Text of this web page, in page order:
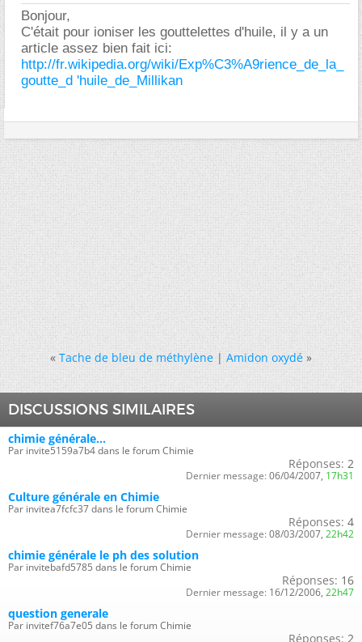
Bonjour,
C'était pour ioniser les gouttelettes d'huile, il y a un
article assez bien fait ici:
http://fr.wikipedia.org/wiki/Exp%C3%A9rience_de_la_
goutte_d 'huile_de_Millikan
« Tache de bleu de méthylène|Amidon oxydé »
DISCUSSIONS SIMILAIRES
chimie générale...
Par invite5159a7b4 dans le forum Chimie
Réponses: 2
Dernier message: 06/04/2007, 17h31
Culture générale en Chimie
Par invitea7fcfc37 dans le forum Chimie
Réponses: 4
Dernier message: 08/03/2007, 22h42
chimie générale le ph des solution
Par invitebafd5785 dans le forum Chimie
Réponses: 16
Dernier message: 16/12/2006, 22h47
question generale
Par invitef76a7e05 dans le forum Chimie
Réponses: 2